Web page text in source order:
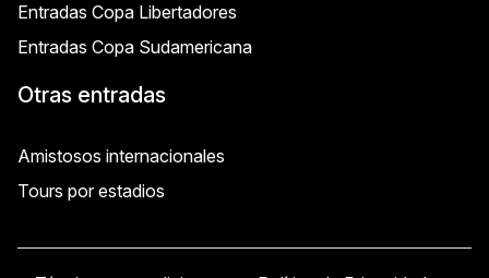
Entradas Copa Libertadores
Entradas Copa Sudamericana
Otras entradas
Amistosos internacionales
Tours por estadios